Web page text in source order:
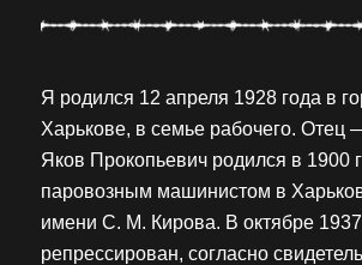
Я родился 12 апреля 1928 года в
Харькове, в семье рабочего. Отец
Яков Прокопьевич родился в 1900
паровозным машинистом в
имени С. М. Кирова. В октябре
репрессирован, согласно